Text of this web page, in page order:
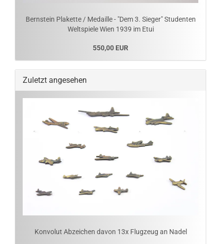
Bernstein Plakette / Medaille - "Dem 3. Sieger" Studenten
Weltspiele Wien 1939 im Etui
550,00 EUR
Zuletzt angesehen
Konvolut Abzeichen davon 13x Flugzeug an Nadel